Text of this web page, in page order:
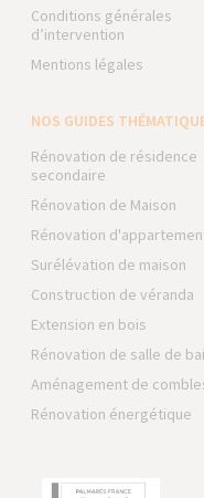
Conditions générales
d’intervention
Mentions légales
NOS GUIDES
Rénovation de résidence
secondaire
Rénovation de Maison
Rénovation
Surélévation de maison
Construction de véranda
Extension en bois
Rénovation de salle de
Aménagement de
Rénovation énergétique